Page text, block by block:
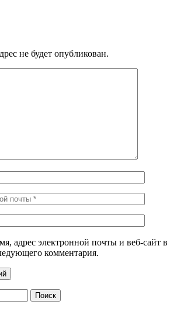
не будет опубликован.
адрес электронной почты и веб-сайт в
комментария.